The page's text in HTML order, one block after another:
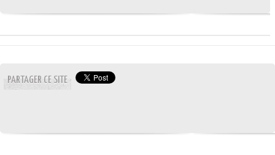
PARTAGER CE SITE